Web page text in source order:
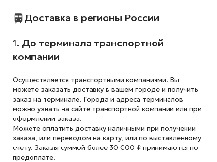
Доставка в регионы России
1. До терминала транспортной
компании
Осуществляется транспортными компаниями. Вы
можете заказать доставку в вашем городе и получить
заказ на терминале. Города и адреса терминалов
можно узнать на сайте транспортной компании или при
оформлении заказа.
Можете оплатить доставку наличными при получении
заказа, или переводом на карту, или по выставленному
счету. Заказы суммой более 30 000 ₽ принимаются по
предоплате.